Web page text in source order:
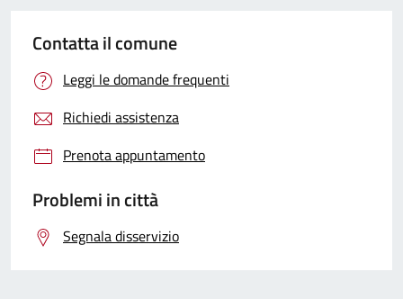
Contatta il comune
Leggi le domande frequenti
Richiedi assistenza
Prenota appuntamento
Problemi in città
Segnala disservizio